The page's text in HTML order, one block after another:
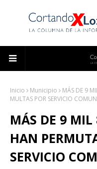
Inicio Municipio
MÁS DE 9
MULTAS POR SERVICIO
MÁS DE 9
HAN
SERVICIO